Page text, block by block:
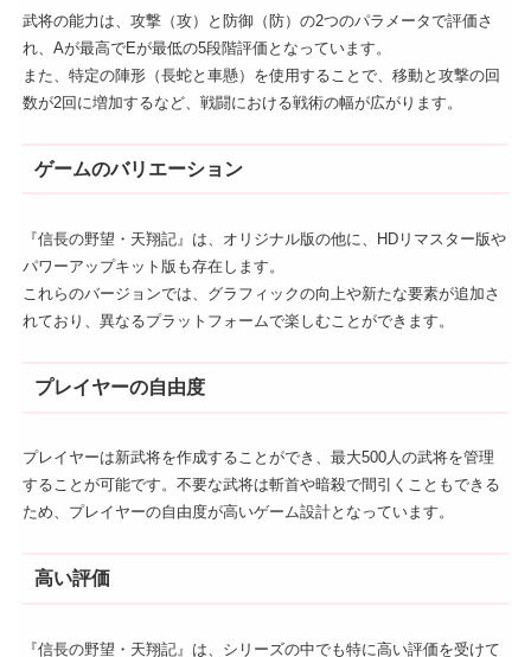
武将の能力は、攻撃（攻）と防御（防）の2つのパラメータで評価さ
れ、Aが最高でEが最低の5段階評価となっています。
また、特定の陣形（長蛇と車懸）を使用することで、移動と攻撃の回
数が2回に増加するなど、戦闘における戦術の幅が広がります。
ゲームのバリエーション
『信長の野望・天翔記』は、オリジナル版の他に、HDリマスター版や
パワーアップキット版も存在します。
これらのバージョンでは、グラフィックの向上や新たな要素が追加さ
れており、異なるプラットフォームで楽しむことができます。
プレイヤーの自由度
プレイヤーは新武将を作成することができ、最大500人の武将を管理
することが可能です。不要な武将は斬首や暗殺で間引くこともできる
ため、プレイヤーの自由度が高いゲーム設計となっています。
高い評価
『信長の野望・天翔記』は、シリーズの中でも特に高い評価を受けて